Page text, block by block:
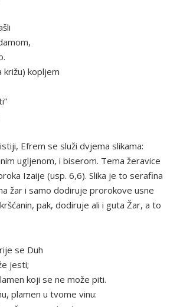
križu) kopljem
Efrem se služi dvjema slikama:
ugljenom, i biserom. Tema žeravice
Izaije (usp. 6,6). Slika je to serafina
žar i samo dodiruje prorokove usne
pak, dodiruje ali i guta Žar, a to
se Duh
jesti;
koji se ne može piti.
plamen u tvome vinu: